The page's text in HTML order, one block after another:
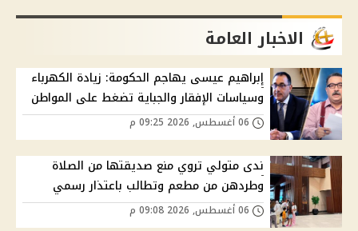
الاخبار العامة
إبراهيم عيسى يهاجم الحكومة: زيادة الكهرباء
وسياسات الإفقار والجباية تضغط على المواطن
ندى متولي تروي منع صديقتها من الصلاة
وطردهن من مطعم وتطالب باعتذار رسمي